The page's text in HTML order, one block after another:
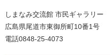
しまなみ交流館 市民ギャラリー
広島県尾道市東御所町10番1号
電話0848-25-4073